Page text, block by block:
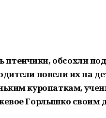
птенчики, обсохли
повели их на
куропаткам,
Горлышко своим